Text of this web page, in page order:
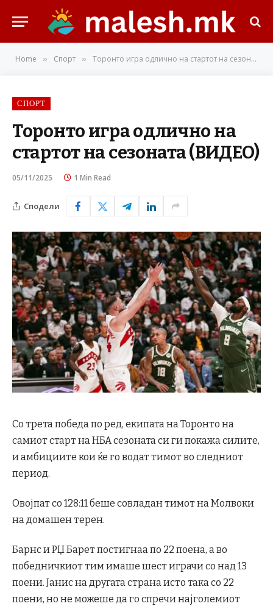
Home » Спорт » Торонто игра одлично на стартот на сезоната (ВИДЕО)
СПОРТ
Торонто игра одлично на
стартот на сезоната (ВИДЕО)
05/11/2025 1 Min Read
Сподели
Со трета победа по ред, екипата на Торонто на
самиот старт на НБА сезоната си ги покажа силите,
и амбициите кои ќе го водат тимот во следниот
период.
Овојпат со 128:11 беше совладан тимот на Молвоки
на домашен терен.
Барнс и РЏ Барет постигнаа по 22 поена, а во
победничкиот тим имаше шест играчи со над 13
поени. Јанис на другата страна исто така со 22
поени, но не можеше да го спречи најголемиот